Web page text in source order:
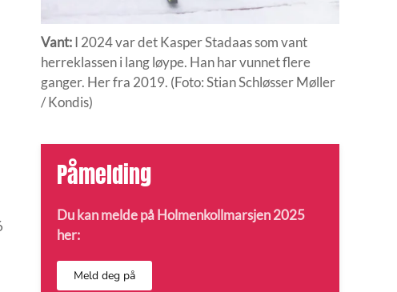
Vant:I 2024 var det Kasper Stadaas som vant
herreklassen i lang løype. Han har vunnet flere
ganger. Her fra 2019. (Foto: Stian Schløsser Møller
/ Kondis)
Påmelding
Du kan melde på Holmenkollmarsjen 2025
her:
Meld deg på